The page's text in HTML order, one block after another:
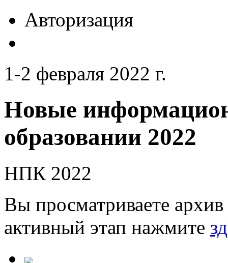
Авторизация
1-2 февраля 2022 г.
Новые
образовании 2022
НПК 2022
Вы просматриваете
активный этап нажмите